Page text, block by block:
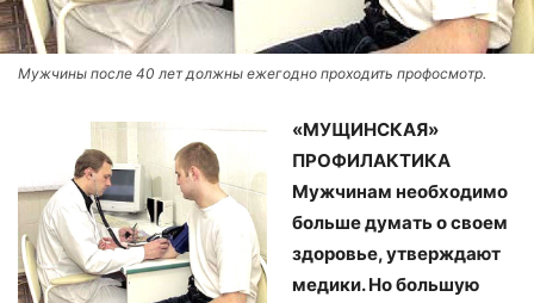
Мужчины после 40 лет должны ежегодно проходить профосмотр.
«МУЩИНСКАЯ»
ПРОФИЛАКТИКА
Мужчинам необходимо
больше думать о своем
здоровье, утверждают
медики. Но большую